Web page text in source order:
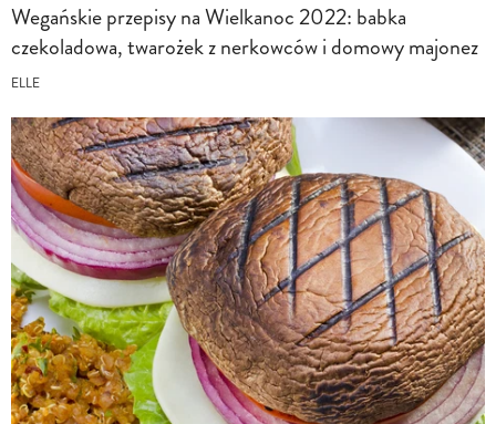
Wegańskie przepisy na Wielkanoc 2022: babka
czekoladowa, twarożek z nerkowców i domowy majonez
ELLE